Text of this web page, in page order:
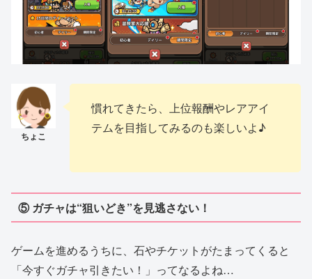
慣れてきたら、上位報酬やレアアイ
テムを目指してみるのも楽しいよ♪
⑤ ガチャは“狙いどき”を見逃さない！
ゲームを進めるうちに、石やチケットがたまってくると
「今すぐガチャ引きたい！」ってなるよね…